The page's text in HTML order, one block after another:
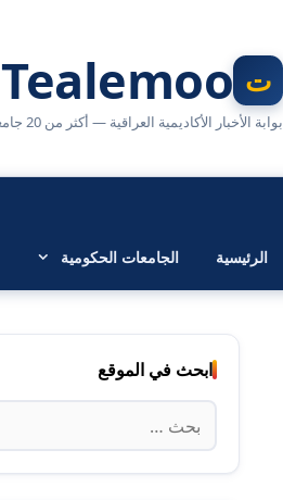
Tealemoo | تعليمو
بوابة الأخبار الأكاديمية العراقية — أكثر من 20 جامعة وكلية في مكان واحد
الرئيسية الجامعات الحكومية
ابحث في الموقع
البحث
عن: